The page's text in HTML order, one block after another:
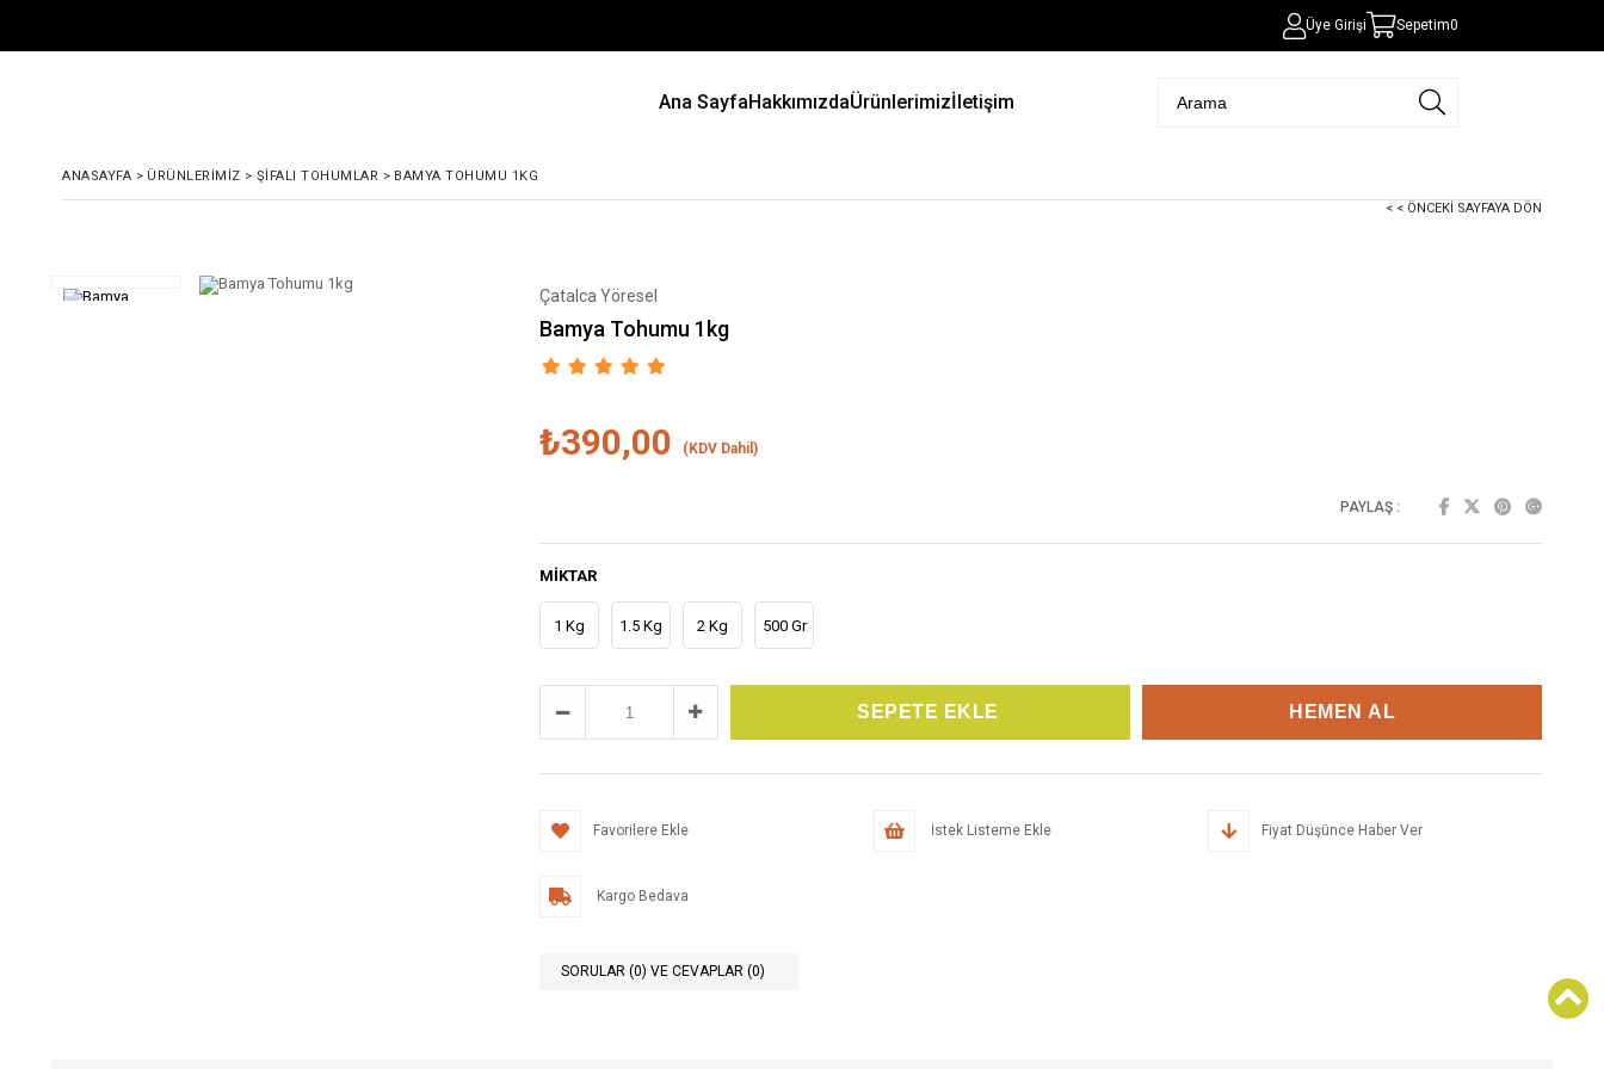
Üye Girişi Sepetim0
Ana SayfaHakkımızdaÜrünlerimizİletişim
ANASAYFA > ÜRÜNLERIMIZ > ŞIFALI TOHUMLAR > BAMYA TOHUMU 1KG
< < ÖNCEKI SAYFAYA DÖN
Çatalca Yöresel
Bamya Tohumu 1kg
₺390,00 (KDV Dahil)
PAYLAŞ :
MIKTAR
1 Kg 1.5 Kg 2 Kg 500 Gr
Favorilere Ekle İstek Listeme Ekle Fiyat Düşünce Haber Ver
Kargo Bedava
SORULAR (0) VE CEVAPLAR (0)